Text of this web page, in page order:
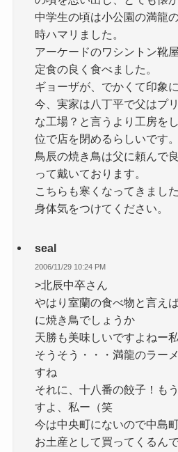
中学生の頃は小公園の満龍
時ハマリました。
アーケードのワシントン靴
定食の良く食べました。
ギョーザが、でかくて印象
今、実家は八丁平で父はプ
な工場？と言うより工房を
位で店を閉めるらしいです。
鳥辰の焼き鳥は父に頼んで
って戴いております。
こちらも寒くなってきました
身体気をつけてください。
seal
2006/11/29 10:24 PM
>北辰中卒さん
やはり室蘭の食べ物と言え
に焼き鳥でしょうか
天勝も美味しいですよねー
そうそう・・・満龍のラー
すね
それに、十八番の餃子！も
すよ、私ー（笑
今は中央町にないので中島
お土産として買ってくるん